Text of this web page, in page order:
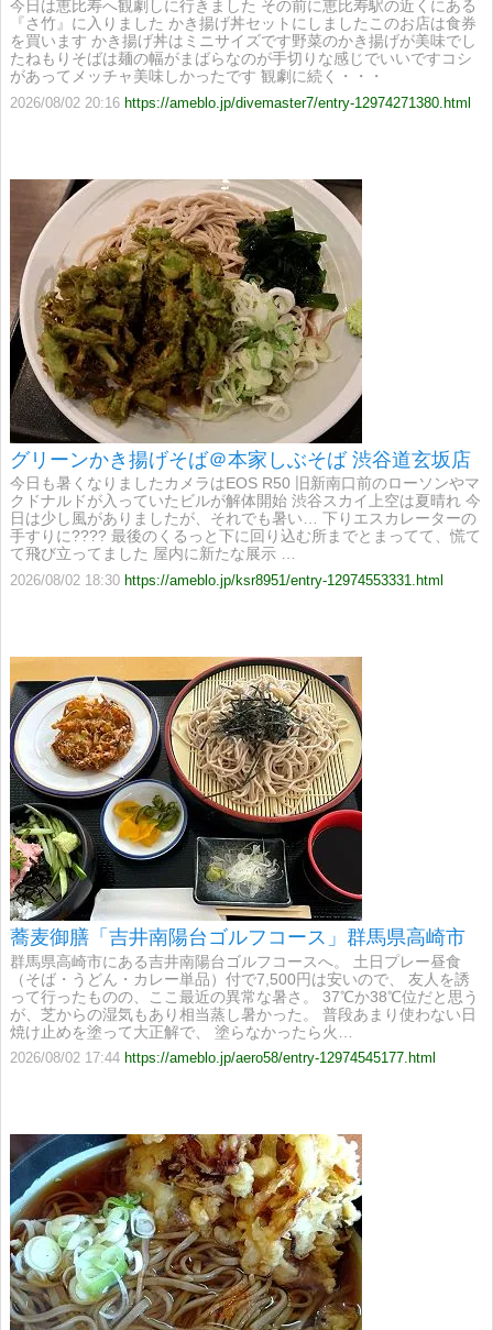
今日は恵比寿へ観劇しに行きました その前に恵比寿駅の近くにある
『さ竹』に入りました かき揚げ丼セットにしましたこのお店は食券
を買います かき揚げ丼はミニサイズです野菜のかき揚げが美味でし
たねもりそばは麺の幅がまばらなのが手切りな感じでいいですコシ
があってメッチャ美味しかったです 観劇に続く・・・
2026/08/02 20:16 https://ameblo.jp/divemaster7/entry-12974271380.html
グリーンかき揚げそば＠本家しぶそば 渋谷道玄坂店
今日も暑くなりましたカメラはEOS R50 旧新南口前のローソンやマ
クドナルドが入っていたビルが解体開始 渋谷スカイ上空は夏晴れ 今
日は少し風がありましたが、それでも暑い… 下りエスカレーターの
手すりに???? 最後のくるっと下に回り込む所までとまってて、慌て
て飛び立ってました 屋内に新たな展示 …
2026/08/02 18:30 https://ameblo.jp/ksr8951/entry-12974553331.html
蕎麦御膳「吉井南陽台ゴルフコース」群馬県高崎市
群馬県高崎市にある吉井南陽台ゴルフコースへ。 土日プレー昼食
（そば・うどん・カレー単品）付で7,500円は安いので、 友人を誘
って行ったものの、ここ最近の異常な暑さ。 37℃か38℃位だと思う
が、芝からの湿気もあり相当蒸し暑かった。 普段あまり使わない日
焼け止めを塗って大正解で、 塗らなかったら火…
2026/08/02 17:44 https://ameblo.jp/aero58/entry-12974545177.html